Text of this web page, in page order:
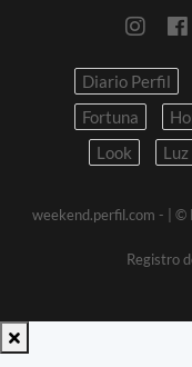
Diario Perfil
Fortuna
Look
Luz
weekend.perfil.com -
|
Registro